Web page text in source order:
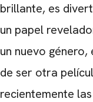
brillante, es
un papel
un nuevo
de ser otra
recientemente